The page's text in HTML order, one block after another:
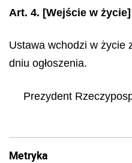
Art. 4. [Wejście w życie]
Ustawa wchodzi w życie
dniu ogłoszenia.
Prezydent
Metryka